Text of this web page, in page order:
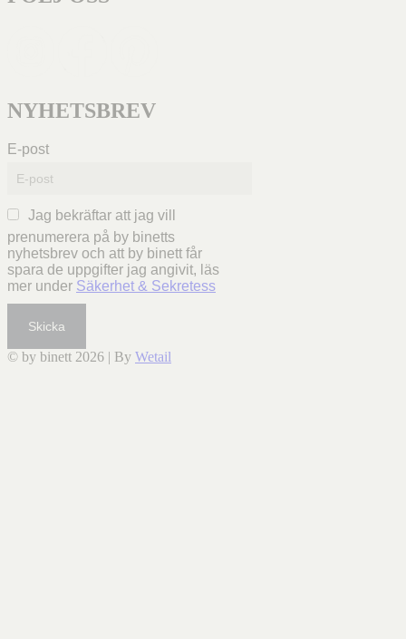
NYHETSBREV
E-post
Jag bekräftar att jag vill
prenumerera på by binetts
nyhetsbrev och att by binett får
spara de uppgifter jag angivit, läs
mer under Säkerhet & Sekretess
Skicka
© by binett 2026 | By Wetail